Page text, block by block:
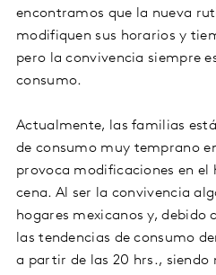
encontramos que la nueva
modifiquen sus horarios y
pero la convivencia siempre
consumo.
Actualmente, las familias
de consumo muy temprano
provoca modificaciones en
cena. Al ser la convivencia
hogares mexicanos y, debido
las tendencias de consumo
a partir de las 20 hrs., siendo